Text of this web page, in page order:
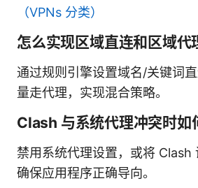
（VPNs 分类）
怎么实现区域直连和区域代
通过规则引擎设置域名/关键词
量走代理，实现混合策略。
Clash 与系统代理冲突时如
禁用系统代理设置，或将 Clash
确保应用程序正确导向。